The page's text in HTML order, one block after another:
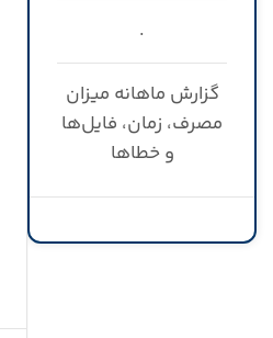
.
گزارش ماهانه میزان
مصرف، زمان، فایل‌ها
و خطاها